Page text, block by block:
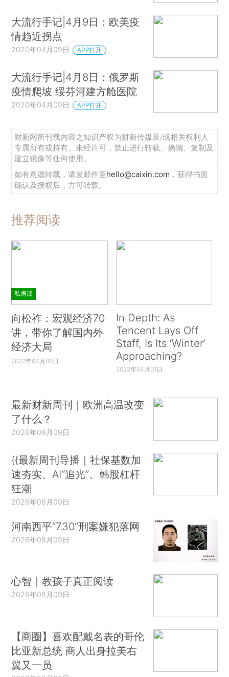
大流行手记|4月9日：欧美疫
情趋近拐点
2020年04月09日 APP打开
大流行手记|4月8日：俄罗斯
疫情爬坡 绥芬河建方舱医院
2020年04月09日 APP打开
财新网所刊载内容之知识产权为财新传媒及/或相关权利人
专属所有或持有。未经许可，禁止进行转载、摘编、复制及
建立镜像等任何使用。
如有意愿转载，请发邮件至hello@caixin.com ，获得书面
确认及授权后，方可转载。
推荐阅读
私房课
向松祚：宏观经济70
讲，带你了解国内外
经济大局
2022年04月06日
In Depth: As
Tencent Lays Off
Staff, Is Its ‘Winter’
Approaching?
2022年04月01日
最新财新周刊｜欧洲高温改变
了什么？
2026年08月09日
{{最新周刊导播｜社保基数加
速夯实、AI“追光”、韩股杠杆
狂潮
2026年08月09日
河南西平“7.30”刑案嫌犯落网
2026年08月09日
心智｜教孩子真正阅读
2026年08月09日
【商圈】喜欢配戴名表的哥伦
比亚新总统 商人出身拉美右
翼又一员